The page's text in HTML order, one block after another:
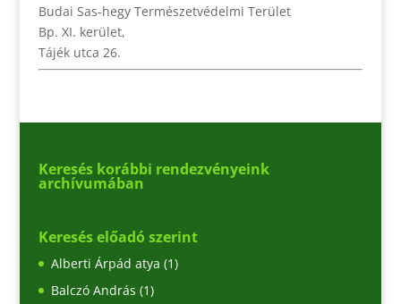
Budai Sas-hegy Természetvédelmi Terület
Bp. XI. kerület,
Tájék utca 26.
Keresés korábbi rendezvényeink
archívumában
Keresés előadó szerint
Alberti Árpád atya (1)
Balczó András (1)